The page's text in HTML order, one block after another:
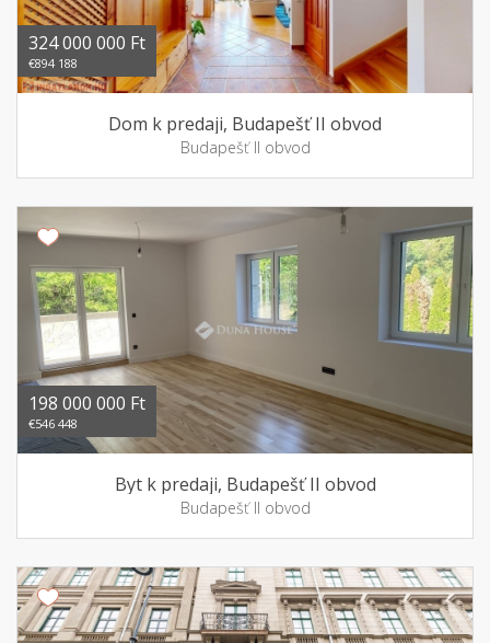
324 000 000 Ft
€894 188
Dom k predaji, Budapešť II obvod
Budapešť II obvod
198 000 000 Ft
€546 448
Byt k predaji, Budapešť II obvod
Budapešť II obvod